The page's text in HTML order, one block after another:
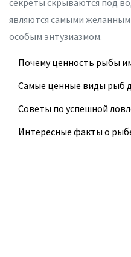
секреты скрываются под
являются самыми
особым энтузиазмом.
Почему ценность рыбы
Самые ценные виды рыб
Советы по успешной
Интересные факты о